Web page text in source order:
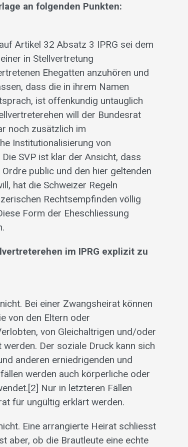
an folgenden Punkten:
Artikel 32 Absatz 3 IPRG sei dem
in Stellvertretung
Ehegatten anzuhören und
dass die in ihrem Namen
ist offenkundig untauglich
will der Bundesrat
noch zusätzlich im
Institutionalisierung von
SVP ist klar der Ansicht, dass
public und den hier geltenden
hat die Schweizer Regeln
Rechtsempfinden völlig
Form der Eheschliessung
im IPRG explizit zu
Bei einer Zwangsheirat können
von den Eltern oder
von Gleichaltrigen und/oder
Der soziale Druck kann sich
anderen erniedrigenden und
werden auch körperliche oder
Nur in letzteren Fällen
für ungültig erklärt werden.
Eine arrangierte Heirat schliesst
aber, ob die Brautleute eine echte